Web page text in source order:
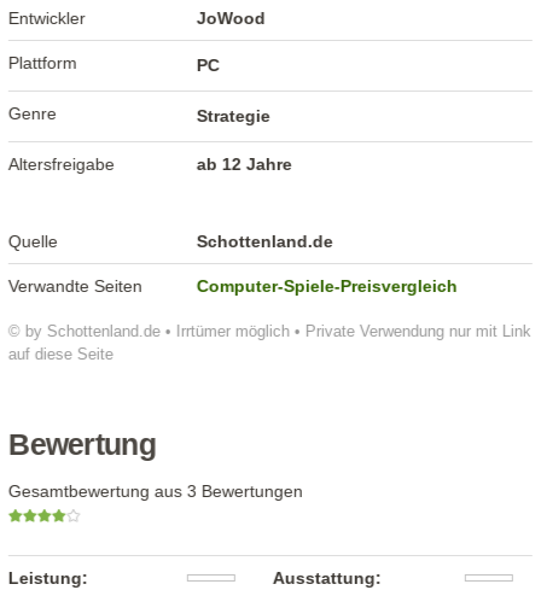
© by Schottenland.de • Irrtümer möglich • Private Verwendung nur mit Link
auf diese Seite
Entwickler JoWood
Plattform PC
Genre Strategie
Altersfreigabe ab 12 Jahre
Quelle Schottenland.de
Verwandte Seiten Computer-Spiele-Preisvergleich
Bewertung
Gesamtbewertung aus 3 Bewertungen
Leistung: Ausstattung: